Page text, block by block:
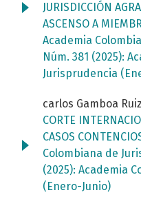
JURISDICCIÓN
ASCENSO A
Academia
Núm. 381 (2025):
Jurisprudencia
carlos Gamboa
CORTE
CASOS
Colombiana de
(2025): Academia
(Enero-Junio)